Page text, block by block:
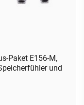
Paket E156-M,
und